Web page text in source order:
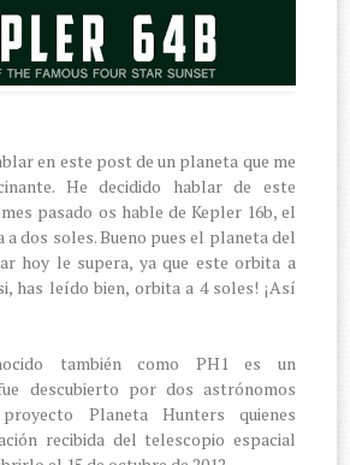
en este post de un planeta que me
He decidido hablar de este
pasado os hable de Kepler 16b, el
dos soles. Bueno pues el planeta del
hoy le supera, ya que este orbita a
has leído bien, orbita a 4 soles! ¡Así
también como PH1 es un
descubierto por dos astrónomos
Planeta Hunters quienes
recibida del telescopio espacial